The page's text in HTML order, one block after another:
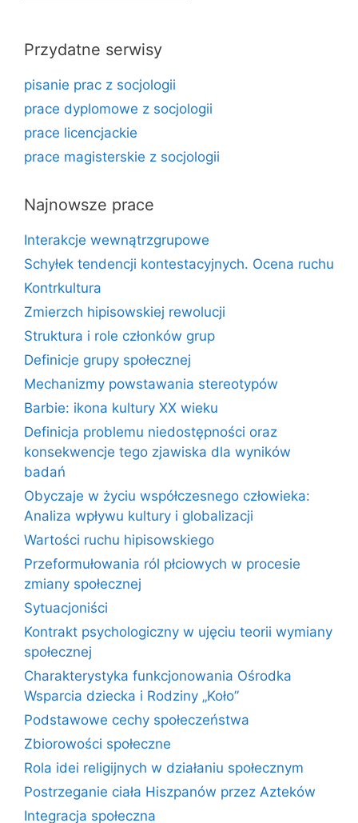
Przydatne serwisy
pisanie prac z socjologii
prace dyplomowe z socjologii
prace licencjackie
prace magisterskie z socjologii
Najnowsze prace
Interakcje wewnątrzgrupowe
Schyłek tendencji kontestacyjnych. Ocena ruchu
Kontrkultura
Zmierzch hipisowskiej rewolucji
Struktura i role członków grup
Definicje grupy społecznej
Mechanizmy powstawania stereotypów
Barbie: ikona kultury XX wieku
Definicja problemu niedostępności oraz
konsekwencje tego zjawiska dla wyników
badań
Obyczaje w życiu współczesnego człowieka:
Analiza wpływu kultury i globalizacji
Wartości ruchu hipisowskiego
Przeformułowania ról płciowych w procesie
zmiany społecznej
Sytuacjoniści
Kontrakt psychologiczny w ujęciu teorii wymiany
społecznej
Charakterystyka funkcjonowania Ośrodka
Wsparcia dziecka i Rodziny „Koło”
Podstawowe cechy społeczeństwa
Zbiorowości społeczne
Rola idei religijnych w działaniu społecznym
Postrzeganie ciała Hiszpanów przez Azteków
Integracja społeczna